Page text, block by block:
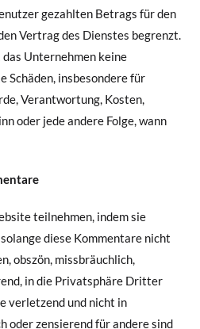
gezahlten Betrags für den
Vertrag des Dienstes begrenzt.
Unternehmen keine
insbesondere für
Verantwortung, Kosten,
oder jede andere Folge, wann
teilnehmen, indem sie
diese Kommentare nicht
obszön, missbräuchlich,
in die Privatsphäre Dritter
verletzend und nicht in
oder zensierend für andere sind